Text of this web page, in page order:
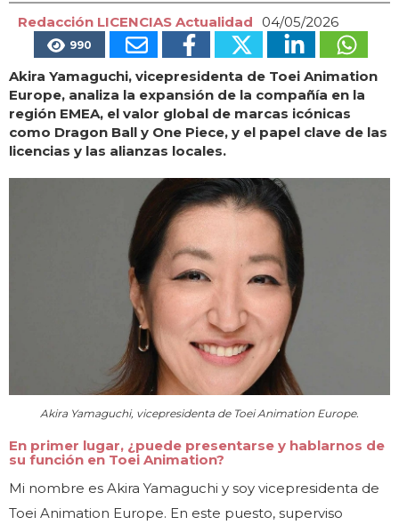
Redacción LICENCIAS Actualidad 04/05/2026
990
Akira Yamaguchi, vicepresidenta de Toei Animation
Europe, analiza la expansión de la compañía en la
región EMEA, el valor global de marcas icónicas
como Dragon Ball y One Piece, y el papel clave de las
licencias y las alianzas locales.
Akira Yamaguchi, vicepresidenta de Toei Animation Europe.
En primer lugar, ¿puede presentarse y hablarnos de
su función en Toei Animation?
Mi nombre es Akira Yamaguchi y soy vicepresidenta de
Toei Animation Europe. En este puesto, superviso